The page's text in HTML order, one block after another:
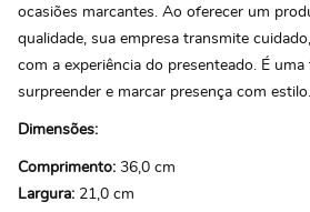
ocasiões marcantes. Ao oferecer um
qualidade, sua empresa transmite
com a experiência do presenteado. É
surpreender e marcar presença com estilo.
Dimensões:
Comprimento: 36,0 cm
Largura: 21,0 cm